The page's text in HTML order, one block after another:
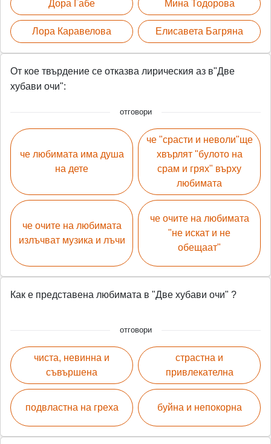
Дора Габе
Лора Каравелова
Мина Тодорова
Елисавета Багряна
От кое твърдение се отказва лирическия аз в"Две
хубави очи":
отговори
че любимата има душа
на дете
че очите на любимата
излъчват музика и лъчи
че "срасти и неволи"ще
хвърлят "булото на
срам и грях" върху
любимата
че очите на любимата
"не искат и не
обещаат"
Как е представена любимата в "Две хубави очи" ?
отговори
чиста, невинна и
съвършена
подвластна на греха
страстна и
привлекателна
буйна и непокорна